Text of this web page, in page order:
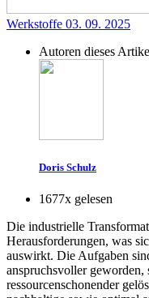
Werkstoffe 03. 09. 2025
Autoren dieses
Doris Schulz
1677x gelesen
Die industrielle
Herausforderungen, was
auswirkt. Die Aufgaben
anspruchsvoller geworden,
ressourcenschonender